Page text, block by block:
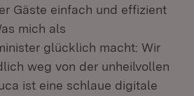
Gäste einfach und effizient
mich als
glücklich macht: Wir
weg von der unheilvollen
ist eine schlaue digitale